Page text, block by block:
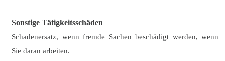
Sonstige Tätigkeitsschäden
Schadenersatz, wenn fremde Sachen beschädigt werden, wenn
Sie daran arbeiten.